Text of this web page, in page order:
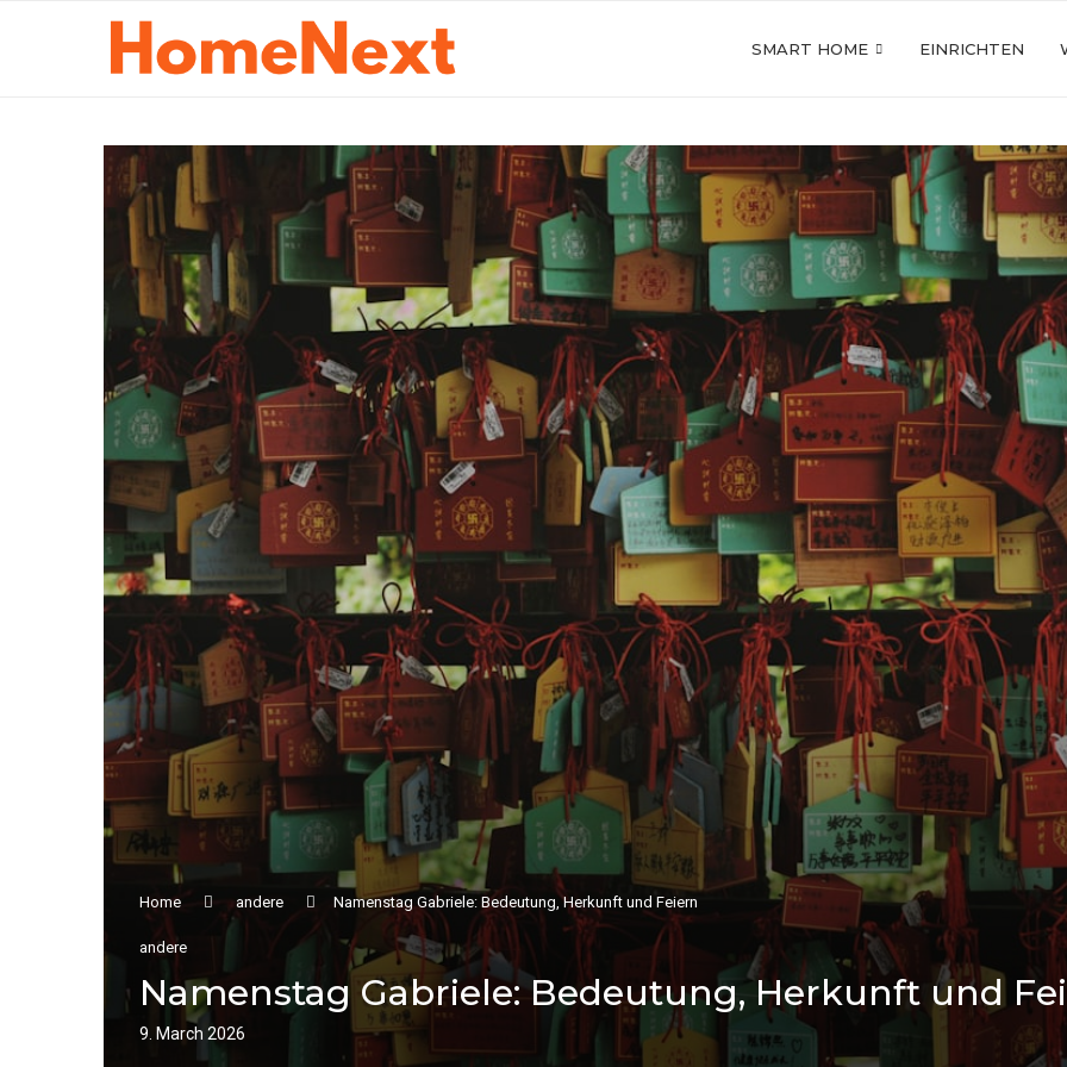
SMART HOME EINRICHTEN
Home andere Namenstag Gabriele: Bedeutung, Herkunft und Feiern
andere
Namenstag Gabriele: Bedeutung, Herkunft und
9. March 2026